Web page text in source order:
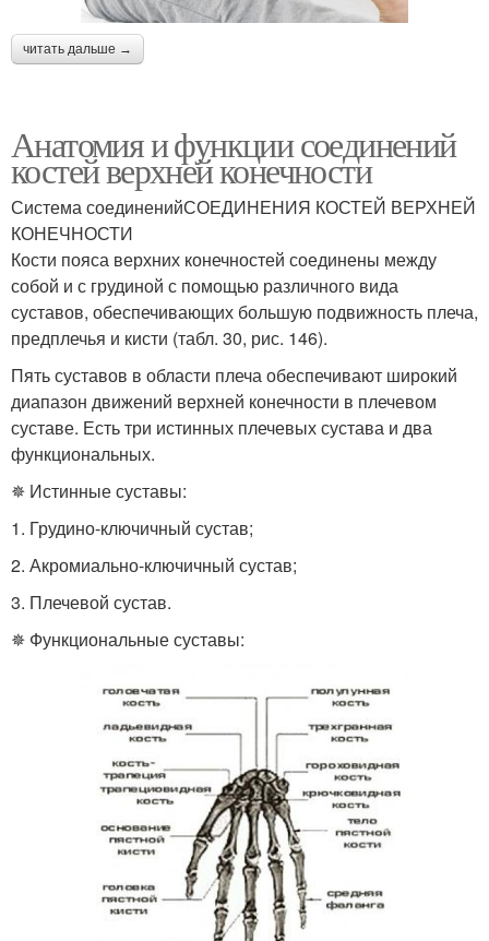
читать дальше →
Анатомия и функции соединений
костей верхней конечности
Система соединенийСОЕДИНЕНИЯ КОСТЕЙ ВЕРХНЕЙ
КОНЕЧНОСТИ
Кости пояса верхних конечностей соединены между
собой и с грудиной с помощью различного вида
суставов, обеспечивающих большую подвижность плеча,
предплечья и кисти (табл. 30, рис. 146).
Пять суставов в области плеча обеспечивают широкий
диапазон движений верхней конечности в плечевом
суставе. Есть три истинных плечевых сустава и два
функциональных.
✵ Истинные суставы:
1. Грудино-ключичный сустав;
2. Акромиально-ключичный сустав;
3. Плечевой сустав.
✵ Функциональные суставы: